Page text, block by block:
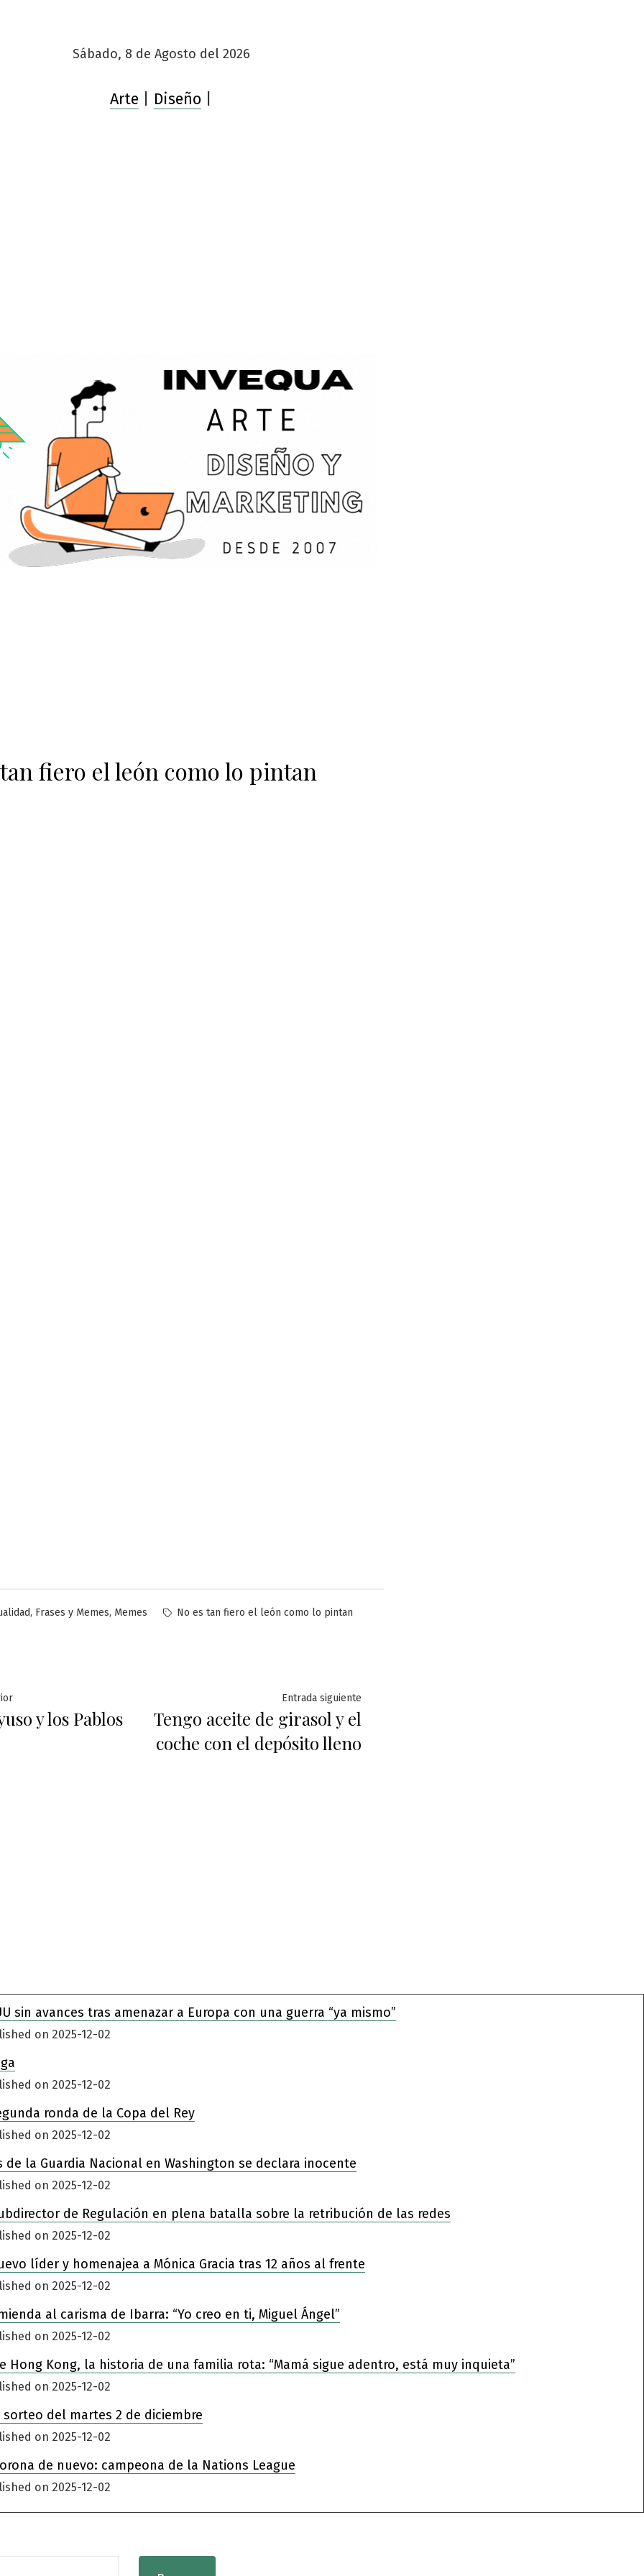
Sábado, 8 de Agosto del 2026
Arte Diseño
fiero el león como lo pintan
, Frases y Memes, Memes Etiquetas:
No es tan fiero el león como lo pintan
Entrada
anterior:
y los Pablos
Entrada siguienteEntrada
Tengo aceite de girasol y el
coche con el depósito lleno
sin avances tras amenazar a Europa con una guerra “ya mismo”
on 2025-12-02
on 2025-12-02
ronda de la Copa del Rey
on 2025-12-02
la Guardia Nacional en Washington se declara inocente
on 2025-12-02
de Regulación en plena batalla sobre la retribución de las redes
on 2025-12-02
líder y homenajea a Mónica Gracia tras 12 años al frente
on 2025-12-02
al carisma de Ibarra: “Yo creo en ti, Miguel Ángel”
on 2025-12-02
Kong, la historia de una familia rota: “Mamá sigue adentro, está muy inquieta”
on 2025-12-02
del martes 2 de diciembre
on 2025-12-02
de nuevo: campeona de la Nations League
on 2025-12-02